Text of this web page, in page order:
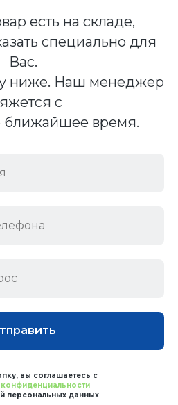
есть на складе,
специально для
Вас.
ниже. Наш менеджер
с
ближайшее время.
вы соглашаетесь с
конфиденциальности
персональных данных